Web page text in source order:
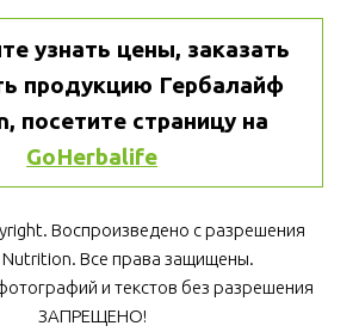
узнать цены, заказать
продукцию Гербалайф
GoHerbalife
Воспроизведено с разрешения
Все права защищены.
и текстов без разрешения
ЗАПРЕЩЕНО!